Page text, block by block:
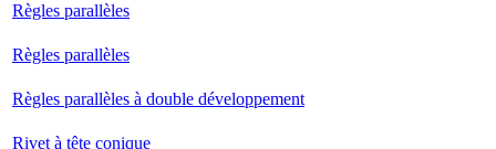
Règles parallèles
Règles parallèles
Règles parallèles à double développement
Rivet à tête conique